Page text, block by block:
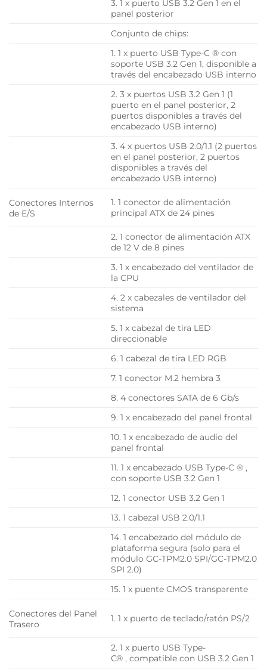
3. 1 x puerto USB 3.2 Gen 1 en el
panel posterior
Conjunto de chips:
1. 1 x puerto USB Type-C ® con
soporte USB 3.2 Gen 1, disponible a
través del encabezado USB interno
2. 3 x puertos USB 3.2 Gen 1 (1
puerto en el panel posterior, 2
puertos disponibles a través del
encabezado USB interno)
3. 4 x puertos USB 2.0/1.1 (2 puertos
en el panel posterior, 2 puertos
disponibles a través del
encabezado USB interno)
Conectores Internos
de E/S
1. 1 conector de alimentación
principal ATX de 24 pines
2. 1 conector de alimentación ATX
de 12 V de 8 pines
3. 1 x encabezado del ventilador de
la CPU
4. 2 x cabezales de ventilador del
sistema
5. 1 x cabezal de tira LED
direccionable
6. 1 cabezal de tira LED RGB
7. 1 conector M.2 hembra 3
8. 4 conectores SATA de 6 Gb/s
9. 1 x encabezado del panel frontal
10. 1 x encabezado de audio del
panel frontal
11. 1 x encabezado USB Type-C ® ,
con soporte USB 3.2 Gen 1
12. 1 conector USB 3.2 Gen 1
13. 1 cabezal USB 2.0/1.1
14. 1 encabezado del módulo de
plataforma segura (solo para el
módulo GC-TPM2.0 SPI/GC-TPM2.0
SPI 2.0)
15. 1 x puente CMOS transparente
Conectores del Panel
Trasero
1. 1 x puerto de teclado/ratón PS/2
2. 1 x puerto USB Type-
C® , compatible con USB 3.2 Gen 1